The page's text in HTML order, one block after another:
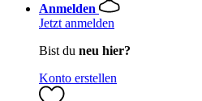
Anmelden
Jetzt anmelden
Bist du neu hier?
Konto erstellen